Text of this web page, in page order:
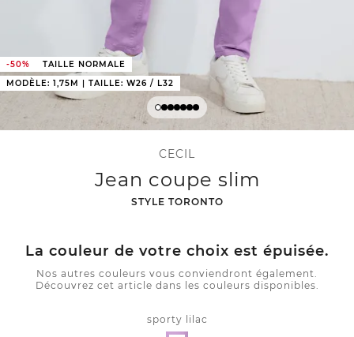
-50%
TAILLE NORMALE
MODÈLE: 1,75M | TAILLE: W26 / L32
CECIL
Jean coupe slim
-
STYLE TORONTO
La couleur de votre choix est épuisée.
Nos autres couleurs vous conviendront également.
Découvrez cet article dans les couleurs disponibles.
sporty lilac